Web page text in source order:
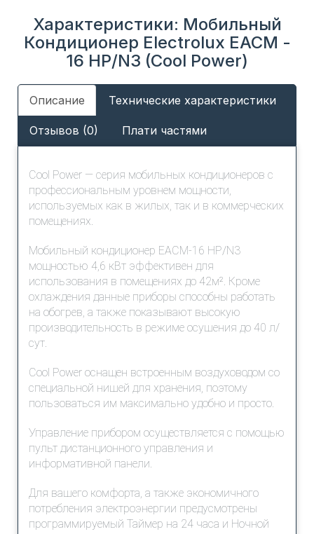
Характеристики: Мобильный
Кондиционер Electrolux EACM -
16 НP/N3 (Cool Power)
Описание Технические характеристики
Отзывов (0) Плати частями
Cool Power — серия мобильных кондиционеров с
профессиональным уровнем мощности,
используемых как в жилых, так и в коммерческих
помещениях.
Мобильный кондиционер EACM-16 HP/N3
мощностью 4,6 кВт эффективен для
использования в помещениях до 42м². Кроме
охлаждения данные приборы способны работать
на обогрев, а также показывают высокую
производительность в режиме осушения до 40 л/
сут.
Cool Power оснащен встроенным воздуховодом со
специальной нишей для хранения, поэтому
пользоваться им максимально удобно и просто.
Управление прибором осуществляется c помощью
пульт дистанционного управления и
информативной панели.
Для вашего комфорта, а также экономичного
потребления электроэнергии предусмотрены
программируемый Таймер на 24 часа и Ночной